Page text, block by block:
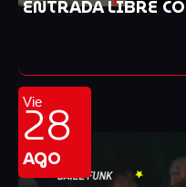
ENTRADA LIBRE
Vie
28
AGO